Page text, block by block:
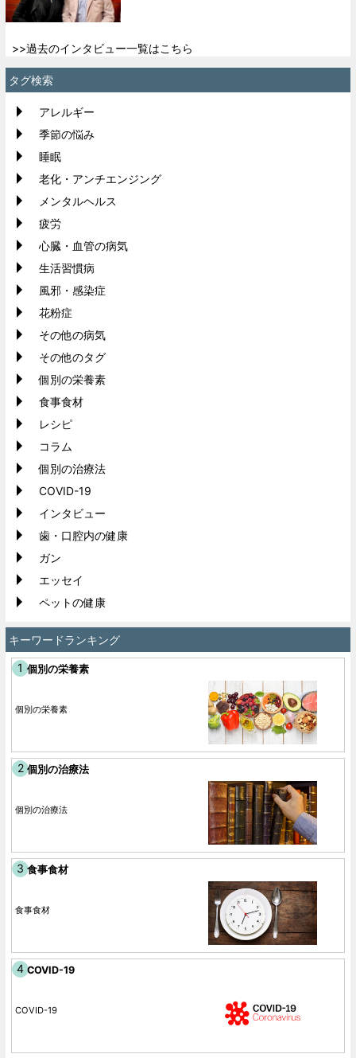
>>過去のインタビュー一覧はこちら
タグ検索
アレルギー
季節の悩み
睡眠
老化・アンチエンジング
メンタルヘルス
疲労
心臓・血管の病気
生活習慣病
風邪・感染症
花粉症
その他の病気
その他のタグ
個別の栄養素
食事食材
レシピ
コラム
個別の治療法
COVID-19
インタビュー
歯・口腔内の健康
ガン
エッセイ
ペットの健康
キーワードランキング
個別の栄養素
個別の栄養素
個別の治療法
個別の治療法
食事食材
食事食材
COVID-19
COVID-19